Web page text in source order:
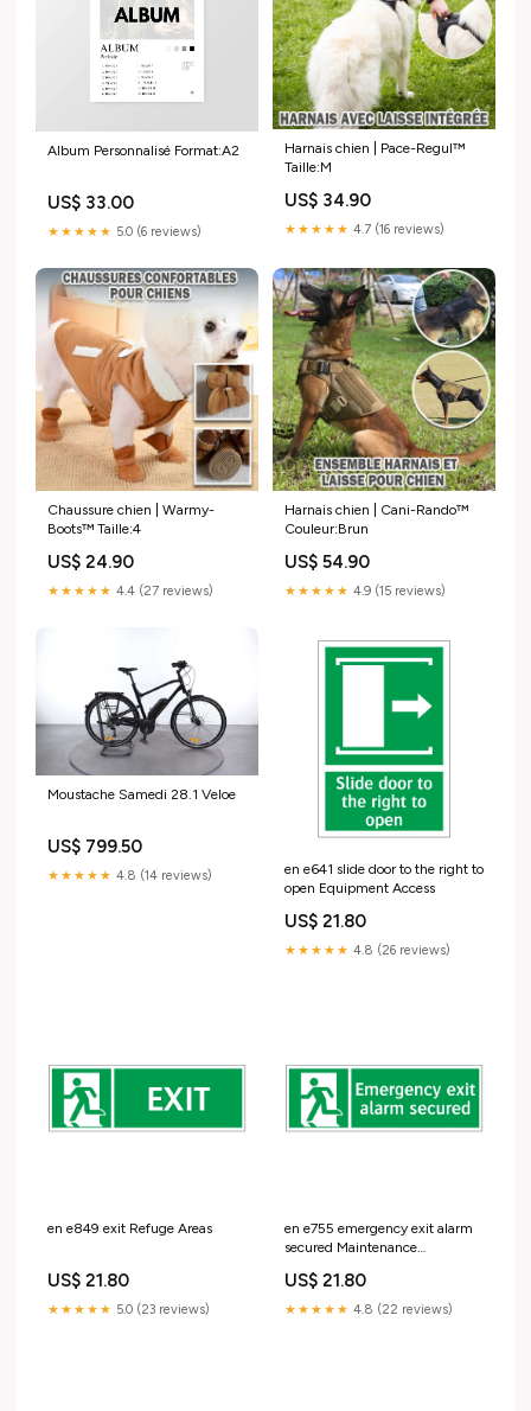
Album Personnalisé Format:A2
US$ 33.00
★★★★★ 5.0 (6 reviews)
Harnais chien | Pace-Regul™
Taille:M
US$ 34.90
★★★★★ 4.7 (16 reviews)
Chaussure chien | Warmy-
Boots™️ Taille:4
US$ 24.90
★★★★★ 4.4 (27 reviews)
Harnais chien | Cani-Rando™
Couleur:Brun
US$ 54.90
★★★★★ 4.9 (15 reviews)
Moustache Samedi 28.1 Veloe
US$ 799.50
★★★★★ 4.8 (14 reviews)
en e641 slide door to the right to
open Equipment Access
US$ 21.80
★★★★★ 4.8 (26 reviews)
en e849 exit Refuge Areas
US$ 21.80
★★★★★ 5.0 (23 reviews)
en e755 emergency exit alarm
secured Maintenance
US$ 21.80
★★★★★ 4.8 (22 reviews)